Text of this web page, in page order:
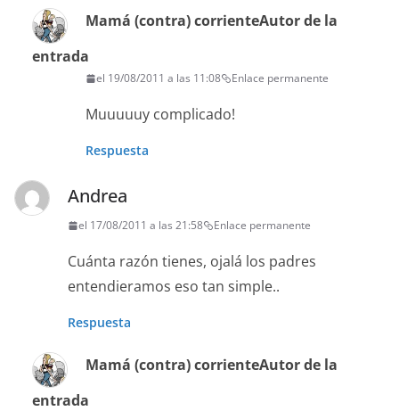
Mamá (contra) corrienteAutor de la
entrada
el 19/08/2011 a las 11:08 Enlace permanente
Muuuuuy complicado!
Respuesta
Andrea
el 17/08/2011 a las 21:58 Enlace permanente
Cuánta razón tienes, ojalá los padres
entendieramos eso tan simple..
Respuesta
Mamá (contra) corrienteAutor de la
entrada